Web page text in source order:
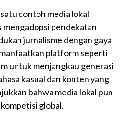
contoh media lokal
mengadopsi pendekatan
jurnalisme dengan gaya
platform seperti
untuk menjangkau generasi
kasual dan konten yang
bahwa media lokal pun
global.